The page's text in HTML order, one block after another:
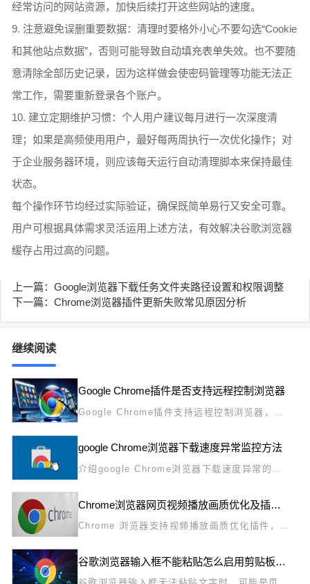
经常访问的网站资源，加快后续打开这些网站的速度。
9. 注意避免误删重要数据：清理时要格外小心不要勾选“Cookie
和其他站点数据”，否则可能导致自动填充表单失效。也不要随
意清除全部历史记录，因为这样做会使密码管理等功能无法正
常工作，需要重新登录各个账户。
10. 建立定期维护习惯：个人用户建议每月进行一次深度清
理；如果是高频使用用户，最好每两周执行一次优化操作；对
于企业服务器环境，则应该每天运行自动清理脚本来保持最佳
状态。
每个操作环节均经过实际验证，确保既简单易行又安全可靠。
用户可根据具体需求灵活运用上述方法，有效解决谷歌浏览器
缓存占用过高的问题。
上一篇：Google浏览器下载任务文件夹路径设置和权限调整
下一篇：Chrome浏览器插件更新失败常见原因分析
继续阅读
Google Chrome插件是否支持远程控制浏览器
Google Chrome插件支持远程控制浏览器，实
现远程访问和操作，方便远程办公和多设备管
理。
google Chrome浏览器下载速度异常监控方法
介绍google Chrome浏览器下载速度异常的监
控方法，帮助用户及时发现下载速度波动，采取
有效措施解决相关问题。
Chrome浏览器网页视频播放画质优化及插件使用方法
Chrome 浏览器支持视频播放画质优化插件，文
章详细介绍安装与使用方法，帮助用户提升观看
体验，实现高清流畅视频播放。
谷歌浏览器输入框不能粘贴怎么启用剪贴板权限